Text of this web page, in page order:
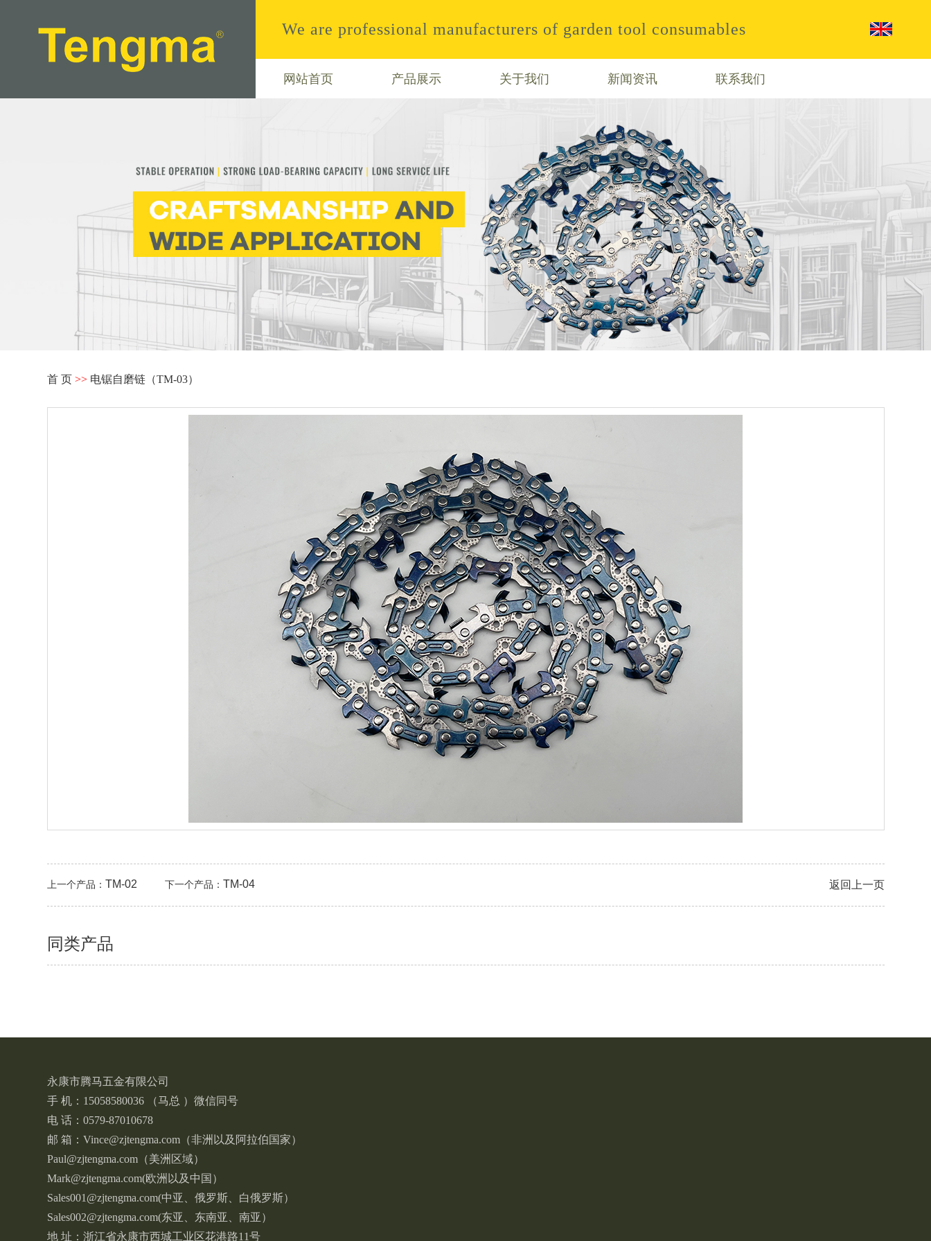
We are professional manufacturers of garden tool consumables
网站首页 产品展示 关于我们 新闻资讯 联系我们
首 页 >>电锯自磨链（TM-03）
上一个产品： TM-02 下一个产品： TM-04 返回上一页
同类产品
永康市腾马五金有限公司
手 机：15058580036 （马总 ）微信同号
电 话：0579-87010678
邮 箱：Vince@zjtengma.com（非洲以及阿拉伯国家）
Paul@zjtengma.com（美洲区域）
Mark@zjtengma.com(欧洲以及中国）
Sales001@zjtengma.com(中亚、俄罗斯、白俄罗斯）
Sales002@zjtengma.com(东亚、东南亚、南亚）
地 址：浙江省永康市西城工业区花港路11号